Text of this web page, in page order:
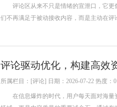
评论区从来不只是情绪的宣泄口，它更
们不再满足于被动接收内容，而是主动在
评论驱动优化，构建高效
所属栏目：[评论] 日期：2026-07-22 热度：0
在信息爆炸的时代，用户每天面对海量